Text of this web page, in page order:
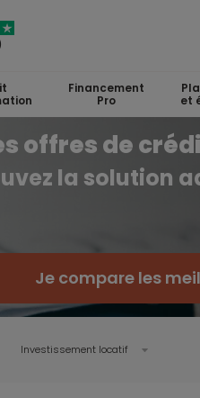
Financement
Pro
et
offres de
la solution
Je compare les
Investissement locatif